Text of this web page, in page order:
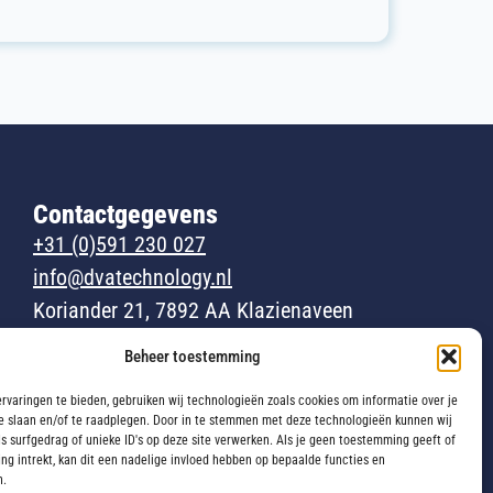
Beheer toestemming
te bieden, gebruiken wij technologieën zoals cookies om informatie over je
slaan en/of te raadplegen. Door in te stemmen met deze technologieën kunnen wij
surfgedrag of unieke ID's op deze site verwerken. Als je geen toestemming geeft of
intrekt, kan dit een nadelige invloed hebben op bepaalde functies en
Contactgegevens
+31 (0)591 230 027
info@dvatechnology.nl
Koriander 21, 7892 AA Klazienaveen
KVK: 82988293